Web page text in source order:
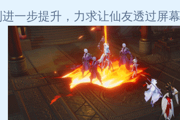
一步提升，力求让仙友透过屏